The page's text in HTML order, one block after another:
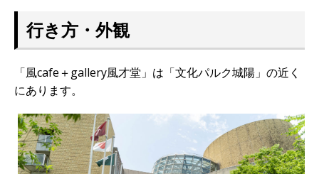
行き方・外観
「風cafe＋gallery風才堂」は「文化パルク城陽」の近く
にあります。